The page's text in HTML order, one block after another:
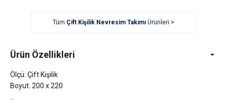
Tüm Çift Kişilik Nevresim TakımıÜrünleri >
Ürün Özellikleri
Ölçü: Çift Kişilik
Boyut: 200 x 220